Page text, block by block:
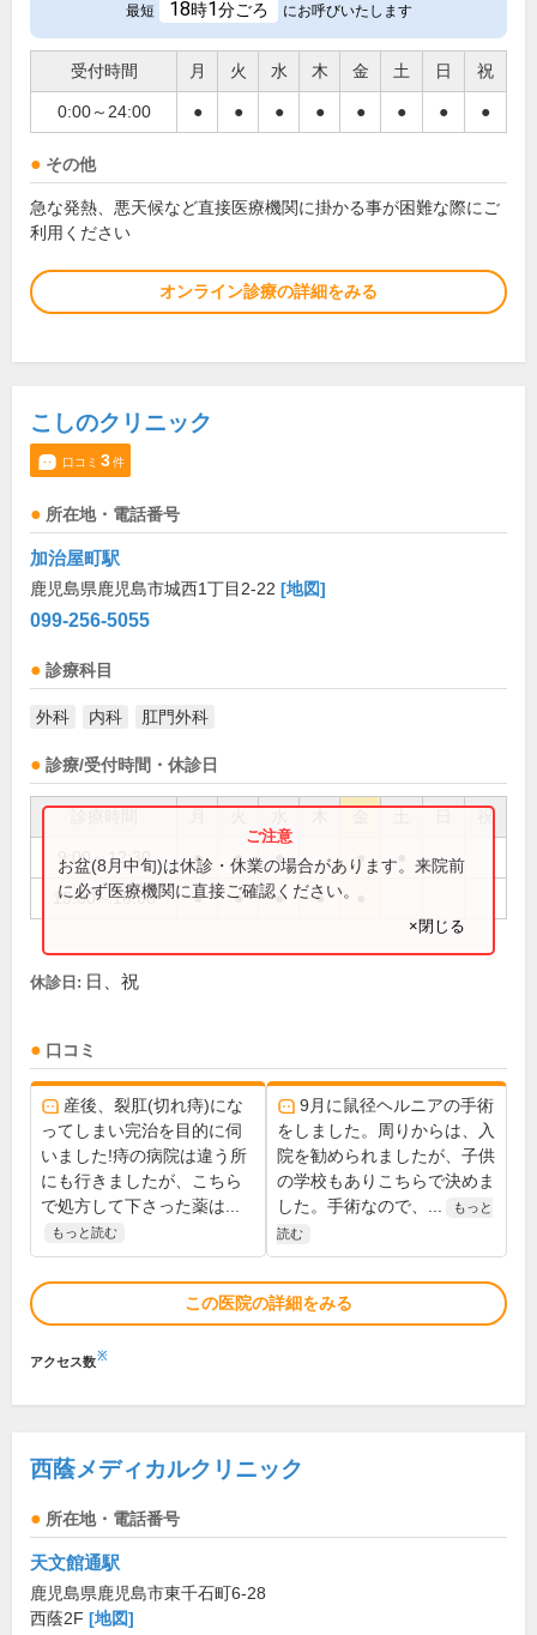
最短 18時1分ごろ にお呼びいたします
受付時間 月 火 水 木 金 土 日 祝
0:00～24:00 ● ● ● ● ● ● ● ●
その他
急な発熱、悪天候など直接医療機関に掛かる事が困難な際にご
利用ください
オンライン診療の詳細をみる
こしのクリニック
口コミ 3件
所在地・電話番号
加治屋町駅
鹿児島県鹿児島市城西1丁目2-22 [地図]
099-256-5055
診療科目
外科 内科 肛門外科
診療/受付時間・休診日
祝
9:00～12:30 ● ● ● ●
15:00～18:00 ● ● ● ●
お盆(8月中旬)は休診・休業の場合があります。来院前
に必ず医療機関に直接ご確認ください。
×閉じる
休診日: 日、祝
口コミ
産後、裂肛(切れ痔)にな
ってしまい完治を目的に伺
いました!痔の病院は違う所
にも行きましたが、こちら
で処方して下さった薬は...
もっと読む
9月に鼠径ヘルニアの手術
をしました。周りからは、入
院を勧められましたが、子供
の学校もありこちらで決めま
した。手術なので、...
もっと
読む
この医院の詳細をみる
アクセス数※
西蔭メディカルクリニック
所在地・電話番号
天文館通駅
鹿児島県鹿児島市東千石町6-28
西蔭2F [地図]